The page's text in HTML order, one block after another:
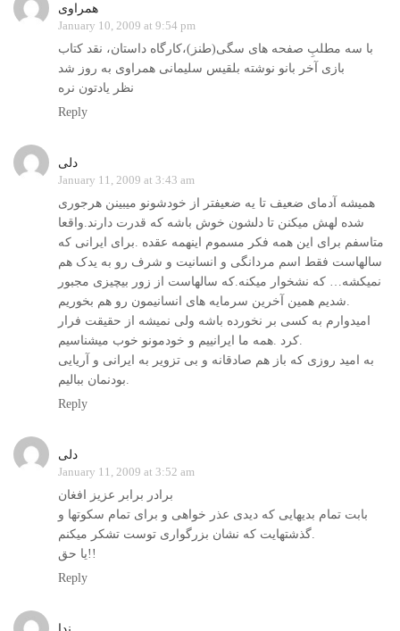
همراوی
January 10, 2009 at 9:54 pm
با سه مطلبِ صفحه های سگی(طنز)،کارگاه داستان، نقد کتاب
بازی آخر بانو نوشته بلقیس سلیمانی همراوی به روز شد
نظر یادتون نره
Reply
دلی
January 11, 2009 at 3:43 am
همیشه آدمای ضعیف تا یه ضعیفتر از خودشونو میبینن هرجوری
شده لهش میکنن تا دلشون خوش باشه که قدرت دارند.واقعا
متاسفم برای این همه فکر مسموم اینهمه عقده .برای ایرانی که
سالهاست فقط اسم مردانگی و انسانیت و شرف رو به یدک هم
نمیکشه… که نشخوار میکنه.که سالهاست از زور بیچیزی مجبور
امیدوارم به کسی بر نخورده باشه ولی نمیشه از حقیقت فرار
به امید روزی که باز هم صادقانه و بی تزویر به ایرانی و آریایی
Reply
دلی
January 11, 2009 at 3:52 am
برادر برابر عزیز افغان
بابت تمام بديهايی که ديدی عذر خواهی و برای تمام سکوتها و
يا حق!!
Reply